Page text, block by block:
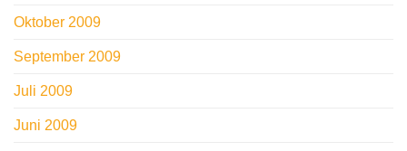
Oktober 2009
September 2009
Juli 2009
Juni 2009